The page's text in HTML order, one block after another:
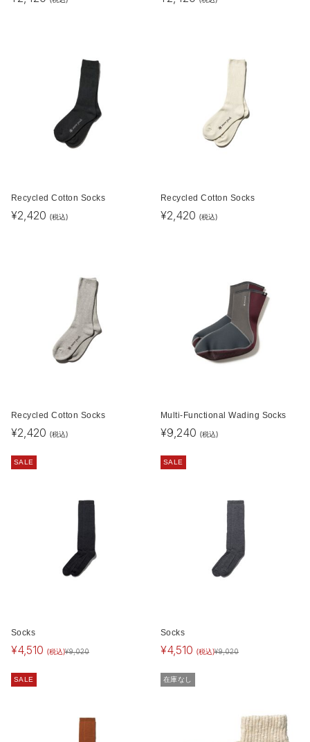
Recycled Cotton Socks
¥2,420 (税込)
Recycled Cotton Socks
¥2,420 (税込)
Recycled Cotton Socks
¥2,420 (税込)
Multi-Functional Wading Socks
¥9,240 (税込)
SALE
Socks
¥4,510 (税込)¥9,020
SALE
Socks
¥4,510 (税込)¥9,020
SALE 在庫なし